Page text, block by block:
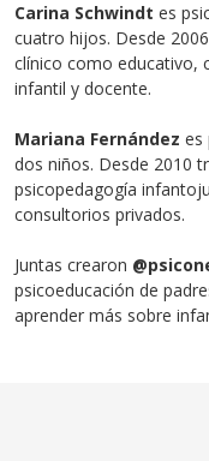
Carina Schwindt es
cuatro hijos. Desde
clínico como educativo,
infantil y docente.
Mariana Fernández es
dos niños. Desde 2010
psicopedagogía
consultorios privados.
Juntas crearon
psicoeducación de
aprender más sobre